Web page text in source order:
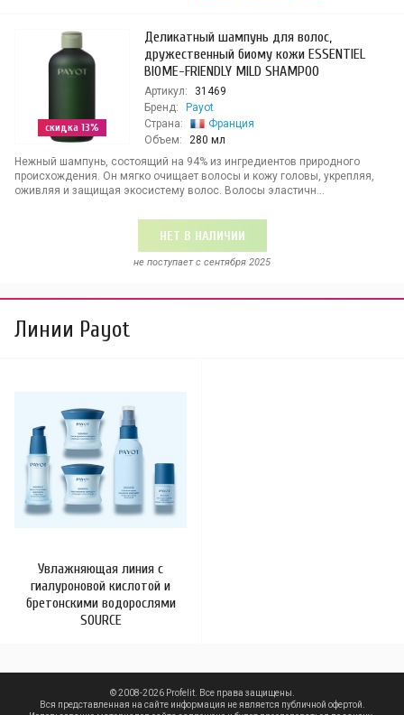
скидка 13%
Деликатный шампунь для волос,
дружественный биому кожи ESSENTIEL
BIOME-FRIENDLY MILD SHAMPOO
Артикул:
31469
Бренд:
Payot
Страна:
Франция
Объем:
280 мл
Нежный шампунь, состоящий на 94% из ингредиентов природного
происхождения. Он мягко очищает волосы и кожу головы, укрепляя,
оживляя и защищая экосистему волос. Волосы эластичн...
НЕТ В НАЛИЧИИ
не поступает c сентября 2025
Линии Payot
Увлажняющая линия с
гиалуроновой кислотой и
бретонскими водорослями
SOURCE
© 2008-2026 Profelit. Все права защищены.
Вся представленная на сайте информация не является публичной офертой.